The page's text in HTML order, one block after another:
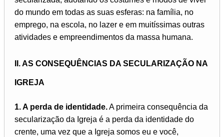
do mundo em todas as suas esferas: na família, no
emprego, na escola, no lazer e em muitíssimas outras
atividades e empreendimentos da massa humana.
II. AS CONSEQUÊNCIAS DA SECULARIZAÇÃO NA
IGREJA
1. A perda de identidade.A primeira consequência da
secularização da Igreja é a perda da identidade do
crente, uma vez que a Igreja somos eu e você,